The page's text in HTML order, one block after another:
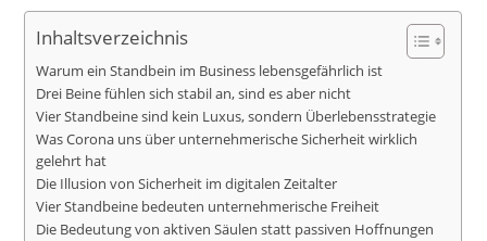
Inhaltsverzeichnis
Warum ein Standbein im Business lebensgefährlich ist
Drei Beine fühlen sich stabil an, sind es aber nicht
Vier Standbeine sind kein Luxus, sondern Überlebensstrategie
Was Corona uns über unternehmerische Sicherheit wirklich
gelehrt hat
Die Illusion von Sicherheit im digitalen Zeitalter
Vier Standbeine bedeuten unternehmerische Freiheit
Die Bedeutung von aktiven Säulen statt passiven Hoffnungen